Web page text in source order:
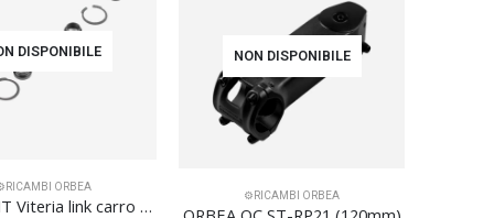
DISPONIBILE
ORBEA
ORBEA KIT Viteria link carro posteriore Orbea Oiz 2023
NON DISPONIBILE
⚙️RICAMBI ORBEA